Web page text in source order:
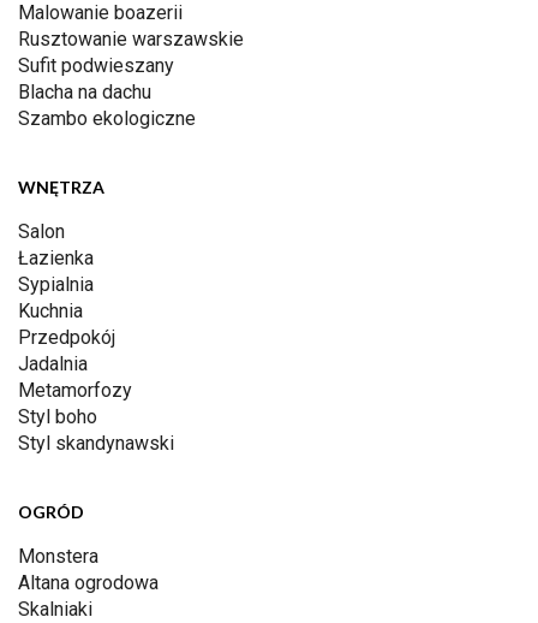
Malowanie boazerii
Rusztowanie warszawskie
Sufit podwieszany
Blacha na dachu
Szambo ekologiczne
WNĘTRZA
Salon
Łazienka
Sypialnia
Kuchnia
Przedpokój
Jadalnia
Metamorfozy
Styl boho
Styl skandynawski
OGRÓD
Monstera
Altana ogrodowa
Skalniaki